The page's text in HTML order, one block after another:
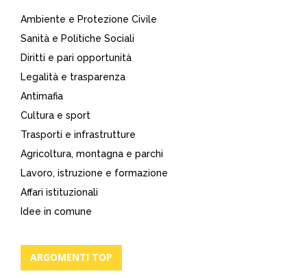
Ambiente e Protezione Civile
Sanità e Politiche Sociali
Diritti e pari opportunità
Legalità e trasparenza
Antimafia
Cultura e sport
Trasporti e infrastrutture
Agricoltura, montagna e parchi
Lavoro, istruzione e formazione
Affari istituzionali
Idee in comune
ARGOMENTI TOP